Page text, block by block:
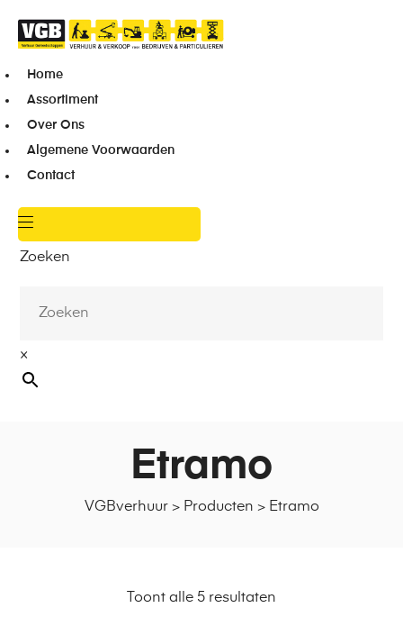
Home
Assortiment
Over Ons
Algemene Voorwaarden
Contact
Zoeken
×
VGBverhuur> Producten > Etramo
Etramo
Toont alle 5 resultaten